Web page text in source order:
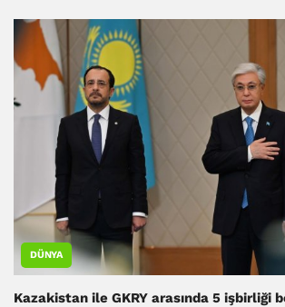
DÜNYA
Kazakistan ile GKRY arasında 5 işbirliği